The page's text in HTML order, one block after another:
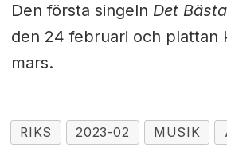
Den första singeln Det
den 24 februari och plattan
mars.
RIKS 2023-02 MUSIK